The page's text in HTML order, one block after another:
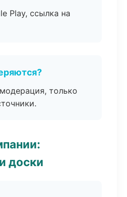
Play, ссылка на
только
доски